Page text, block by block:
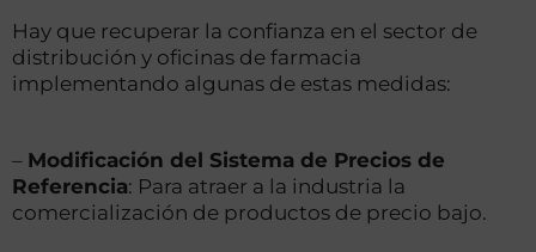
Hay que recuperar la confianza en el sector de
distribución y oficinas de farmacia
implementando algunas de estas medidas:
– Modificación del Sistema de Precios de
Referencia: Para atraer a la industria la
comercialización de productos de precio bajo.